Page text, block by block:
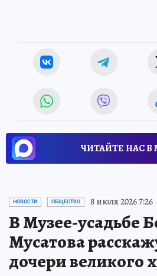
ЧИТАЙТЕ НАС В
НОВОСТИ ОБЩЕСТВО 8 июля 2026 7:26
В Музее-усадьбе
Мусатова
дочери великого